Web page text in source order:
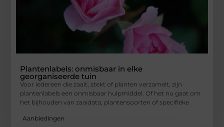
Plantenlabels: onmisbaar in elke
georganiseerde tuin
Voor iedereen die zaait, stekt of planten verzamelt, zijn
plantenlabels een onmisbaar hulpmiddel. Of het nu gaat om
het bijhouden van zaaidata, plantensoorten of specifieke
Aanbiedingen